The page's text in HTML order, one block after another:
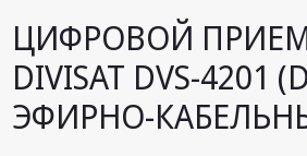
приставки
Блоки питания,
Сетевые
адаптеры
ЦИФРОВОЙ
DIVISAT DVS-4201
ЭФИРНО-